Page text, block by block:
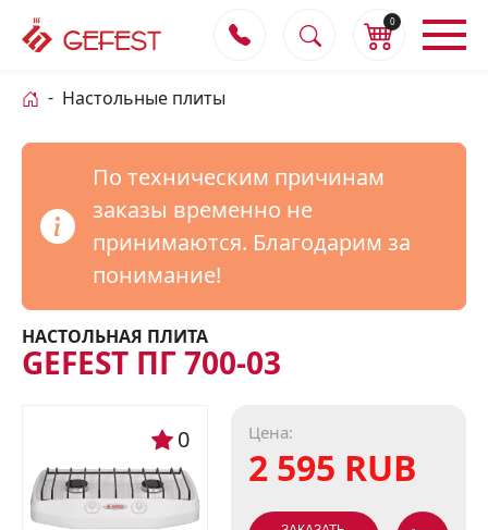
0
Настольные плиты
По техническим причинам
заказы временно не
принимаются. Благодарим за
понимание!
НАСТОЛЬНАЯ ПЛИТА
GEFEST ПГ 700-03
0 Цена:
2 595 RUB